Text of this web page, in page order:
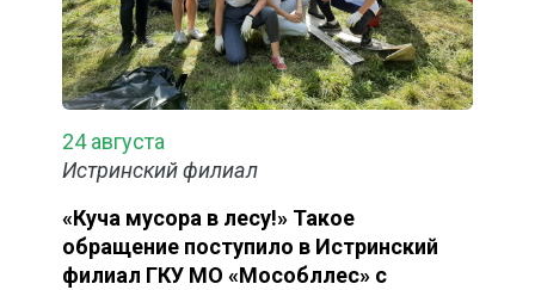
24 августа
Истринский филиал
«Куча мусора в лесу!» Такое
обращение поступило в Истринский
филиал ГКУ МО «Мособллес» с